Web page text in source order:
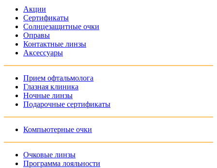
Акции
Сертификаты
Солнцезащитные очки
Оправы
Контактные линзы
Аксессуары
Прием офтальмолога
Глазная клиника
Ночные линзы
Подарочные сертификаты
Компьютерные очки
Очковые линзы
Программа лояльности